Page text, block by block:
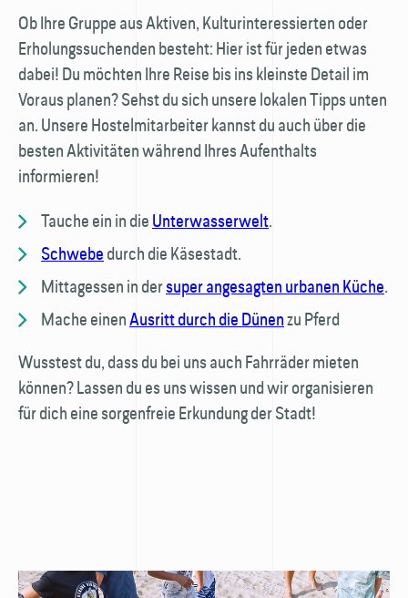
Ob Ihre Gruppe aus Aktiven, Kultur­interessierten oder
Erholungs­suchenden besteht: Hier ist für jeden etwas
dabei! Du möchten Ihre Reise bis ins kleinste Detail im
Voraus planen? Sehst du sich unsere lokalen Tipps unten
an. Unsere Hostel­mitarbeiter kannst du auch über die
besten Aktivitäten während Ihres Aufenthalts
informieren!
Tauche ein in dieUnterwasserwelt.
Schwebedurch die Käsestadt.
Mittagessen in dersuper angesagten urbanen Küche.
Mache einenAusritt durch die Dünenzu Pferd
Wusstest du, dass du bei uns auch Fahrräder mieten
können? Lassen du es uns wissen und wir organisieren
für dich eine sorgenfreie Erkundung der Stadt!